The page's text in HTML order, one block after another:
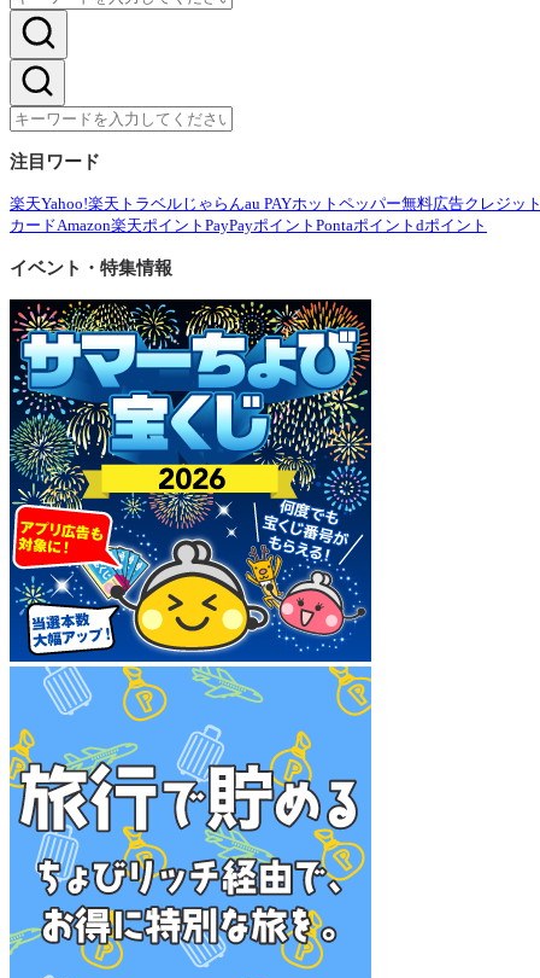
注目ワード
楽天Yahoo!楽天トラベル じゃらんau PAYホットペッパー無料広告クレジッ
カードAmazon楽天ポイント PayPayポイント Pontaポイント dポイント
イベント・特集情報